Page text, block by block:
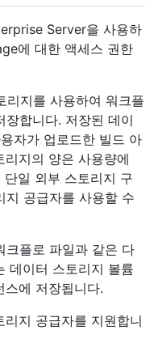
Server을 사용하
에 대한 액세스 권한
지를 사용하여 워크플
장합니다. 저장된 데이
자가 업로드한 빌드 아
지의 양은 사용량에
일 외부 스토리지 구
지 공급자를 사용할 수
크플로 파일과 같은 다
데이터 스토리지 볼륨
에 저장됩니다.
지 공급자를 지원합니